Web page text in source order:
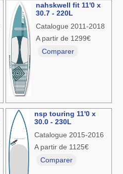
nahskwell fit 11'0 x
30.7 - 220L
Catalogue 2011-2018
A partir de 1299€
Comparer
nsp touring 11'0 x
30.0 - 230L
Catalogue 2015-2016
A partir de 1125€
Comparer